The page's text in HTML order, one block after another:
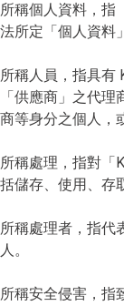
所稱個人資料，指
法所定「個人資料
所稱人員，指具有
「供應商」之代
商等身分之個人，
所稱處理，指對「
括儲存、使用、存
所稱處理者，指代
人。
所稱安全侵害，指